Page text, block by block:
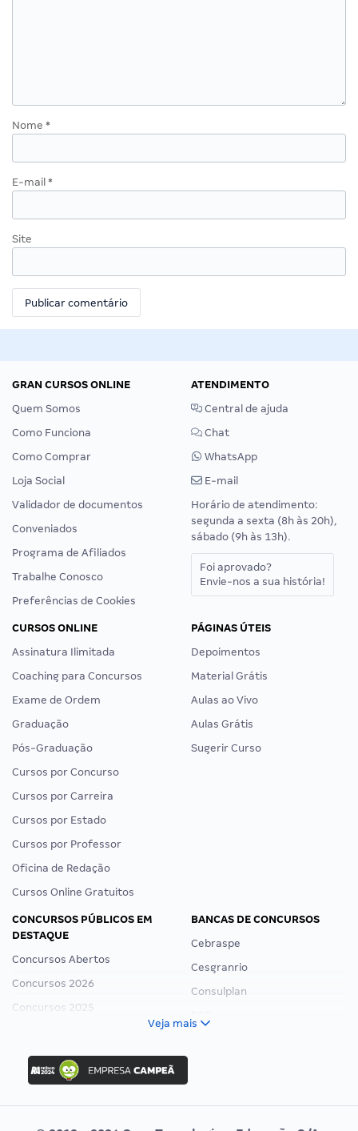
Nome *
E-mail *
Site
GRAN CURSOS ONLINE
Quem Somos
Como Funciona
Como Comprar
Loja Social
Validador de documentos
Conveniados
Programa de Afiliados
Trabalhe Conosco
Preferências de Cookies
ATENDIMENTO
Central de ajuda
Chat
WhatsApp
E-mail
Horário de atendimento:
segunda a sexta (8h às 20h),
sábado (9h às 13h).
Foi aprovado?
Envie-nos a sua história!
CURSOS ONLINE
Assinatura Ilimitada
Coaching para Concursos
Exame de Ordem
Graduação
Pós-Graduação
Cursos por Concurso
Cursos por Carreira
Cursos por Estado
Cursos por Professor
Oficina de Redação
Cursos Online Gratuitos
PÁGINAS ÚTEIS
Depoimentos
Material Grátis
Aulas ao Vivo
Aulas Grátis
Sugerir Curso
CONCURSOS PÚBLICOS EM
DESTAQUE
Concursos Abertos
Concursos 2026
Concursos 2025
Concurso Ibama
Concurso MPU
Editais publicados
BANCAS DE CONCURSOS
Cebraspe
Cesgranrio
Consulplan
Veja mais